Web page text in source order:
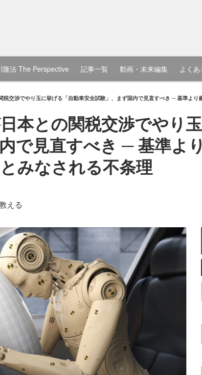
隆法 The Perspective 記事一覧 動画・未来編集 よく
税交渉でやり玉に挙げる「自動車安全試験」、まず国内で見直すべき ─ 基準よ
本との関税交渉でやり
で見直すべき ─ 基準よ
みなされる不条理
える